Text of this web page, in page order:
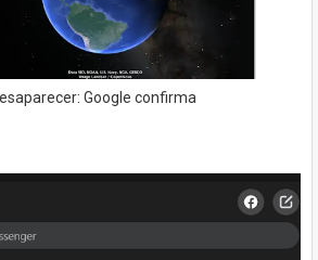
Google confirma